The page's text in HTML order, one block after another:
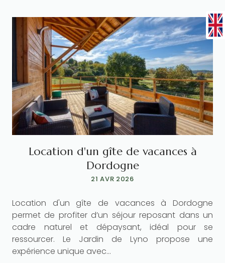
Location d'un gîte de vacances à
Dordogne
21 AVR 2026
Location d'un gîte de vacances à Dordogne
permet de profiter d’un séjour reposant dans un
cadre naturel et dépaysant, idéal pour se
ressourcer. Le Jardin de Lyno propose une
expérience unique avec...